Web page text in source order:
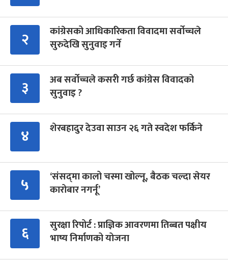
२
कांग्रेसको आधिकारिकता विवादमा सर्वोच्चले
सुरुदेखि सुनुवाइ गर्ने
३
अब सर्वोच्चले कसरी गर्छ कांग्रेस विवादको
सुनुवाइ ?
४ शेरबहादुर देउवा साउन २६ गते स्वदेश फर्किने
५
‘संसद्‍मा कालो चस्मा खोल्नू, बैठक चल्दा सेयर
कारोबार नगर्नू’
६
सुरक्षा रिपोर्ट : प्राज्ञिक आवरणमा तिब्बत पक्षीय
भाष्य निर्माणको योजना